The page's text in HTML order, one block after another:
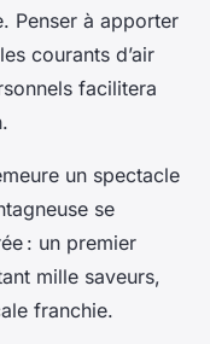
Penser à apporter
courants d’air
facilitera
un spectacle
se
: un premier
mille saveurs,
franchie.